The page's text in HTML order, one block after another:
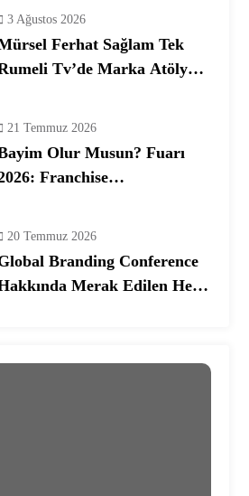
3 Ağustos 2026
Ferhat Sağlam Tek
Tv’de Marka Atölyesi
21 Temmuz 2026
Olur Musun? Fuarı
Franchise
20 Temmuz 2026
Branding Conference
Merak Edilen Her